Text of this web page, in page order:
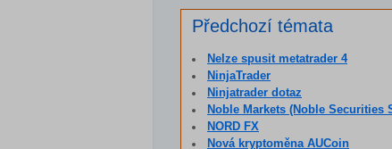
Předchozí témata
Nelze spusit metatrader 4
NinjaTrader
Ninjatrader dotaz
Noble Markets (Noble Securities
NORD FX
Nová kryptoměna AUCoin